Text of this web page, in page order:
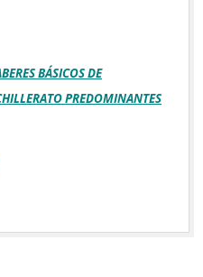
BÁSICOS DE
PREDOMINANTES